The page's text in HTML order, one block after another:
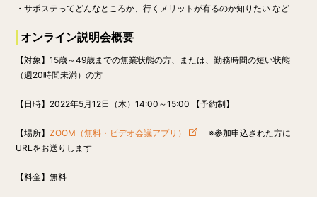
・サポステってどんなところか、行くメリットが有るのか知りたい など
オンライン説明会概要
【対象】15歳～49歳までの無業状態の方、または、勤務時間の短い状態
（週20時間未満）の方
【日時】 2022年5月12日（木）14:00～15:00 【予約制】
【場所】 ZOOM（無料・ビデオ会議アプリ）
※参加申込された方に
URLをお送りします
【料金】 無料